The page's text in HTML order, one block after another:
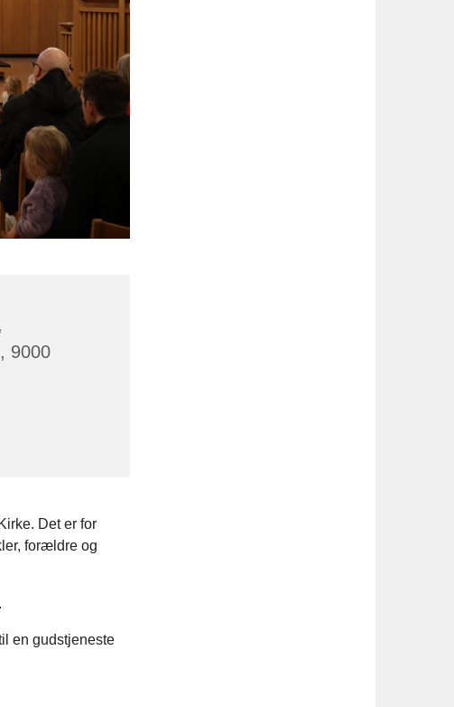
9000
Det er for
forældre og
en gudstjeneste